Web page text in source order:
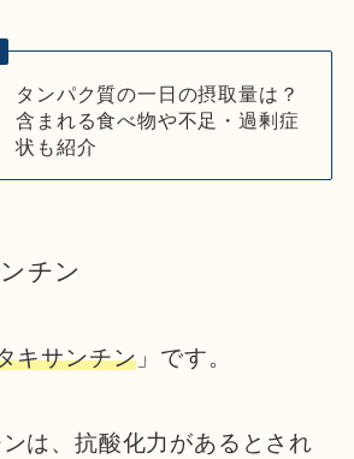
タンパク質の一日の摂取量は？
含まれる食べ物や不足・過剰症
状も紹介
チン
キサンチン 」です。
は、抗酸化力があるとされ